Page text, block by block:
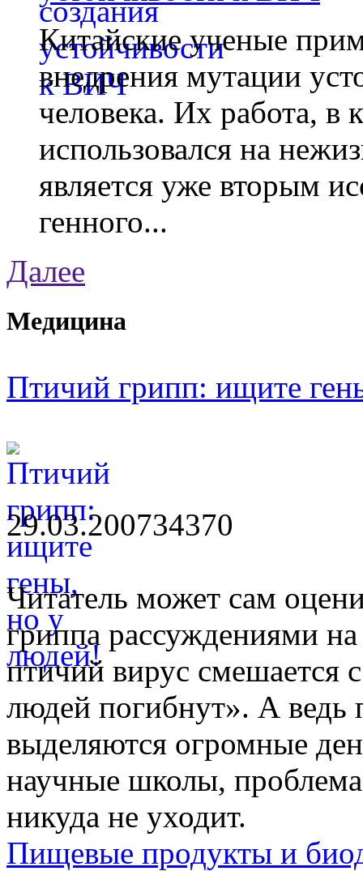
Китайские ученые
внедрения мутации
человека. Их работа, в
использовался на
является уже вторым
генного...
Далее
Медицина
Птичий грипп: ищите
29.03.200734370
Читатель может сам
гриппа рассуждениями
птичий вирус смешается
людей погибнут». А ведь
выделяются огромные
научные школы,
никуда не уходит.
Пищевые продукты и